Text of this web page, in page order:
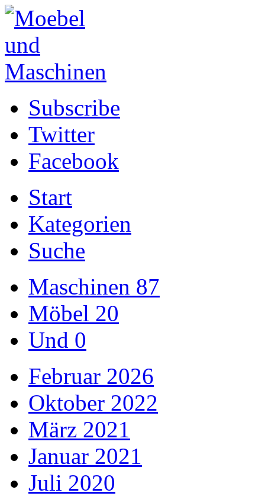
Subscribe
Twitter
Facebook
Start
Kategorien
Suche
Maschinen 87
Möbel 20
Und 0
Februar 2026
Oktober 2022
März 2021
Januar 2021
Juli 2020